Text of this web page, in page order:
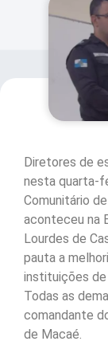
Diretores de
nesta quarta-
Comunitário
aconteceu na
Lourdes de
pauta a
instituições de
Todas as
comandante
de Macaé.